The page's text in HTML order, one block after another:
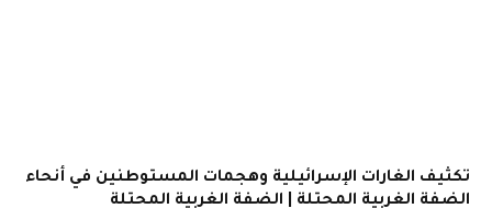
تكثيف الغارات الإسرائيلية وهجمات المستوطنين في أنحاء
الضفة الغربية المحتلة | الضفة الغربية المحتلة